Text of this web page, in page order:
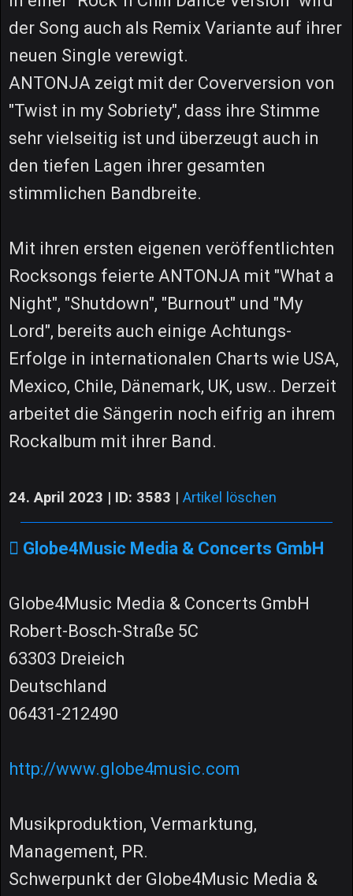
der Song auch als Remix Variante auf ihrer
neuen Single verewigt.
ANTONJA zeigt mit der Coverversion von
"Twist in my Sobriety", dass ihre Stimme
sehr vielseitig ist und überzeugt auch in
den tiefen Lagen ihrer gesamten
stimmlichen Bandbreite.
Mit ihren ersten eigenen veröffentlichten
Rocksongs feierte ANTONJA mit "What a
Night", "Shutdown", "Burnout" und "My
Lord", bereits auch einige Achtungs-
Erfolge in internationalen Charts wie USA,
Mexico, Chile, Dänemark, UK, usw.. Derzeit
arbeitet die Sängerin noch eifrig an ihrem
Rockalbum mit ihrer Band.
24. April 2023 | ID: 3583 | Artikel löschen
Globe4Music Media & Concerts GmbH
Globe4Music Media & Concerts GmbH
Robert-Bosch-Straße 5C
63303 Dreieich
Deutschland
06431-212490
http://www.globe4music.com
Musikproduktion, Vermarktung,
Management, PR.
Schwerpunkt der Globe4Music Media &